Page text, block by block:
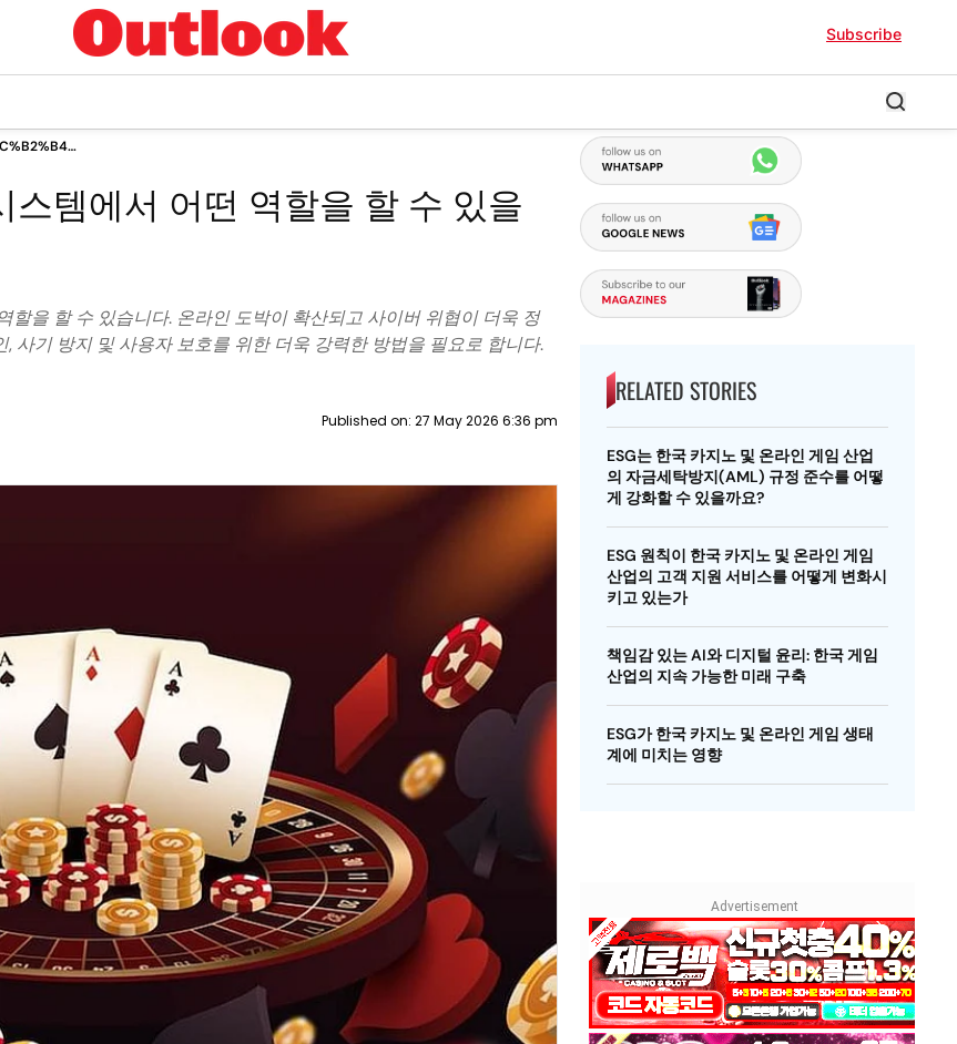
Subscribe
%EB%B3%B4%EC%95%88
템에서 어떤 역할을 할 수 있을
할을 할 수 있습니다. 온라인 도박이 확산되고 사이버 위협이 더욱 정
사기 방지 및 사용자 보호를 위한 더욱 강력한 방법을 필요로 합니다.
Published on: 27 May 2026 6:36 pm
RELATED STORIES
ESG는 한국 카지노 및 온라인 게임 산업
의 자금세탁방지(AML) 규정 준수를 어떻
게 강화할 수 있을까요?
ESG 원칙이 한국 카지노 및 온라인 게임
산업의 고객 지원 서비스를 어떻게 변화시
키고 있는가
책임감 있는 AI와 디지털 윤리: 한국 게임
산업의 지속 가능한 미래 구축
ESG가 한국 카지노 및 온라인 게임 생태
계에 미치는 영향